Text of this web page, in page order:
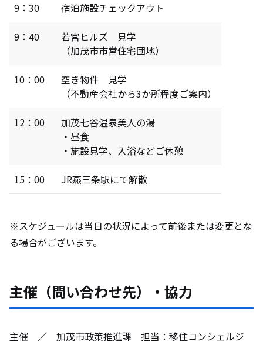
9：30 宿泊施設チェックアウト
9：40
若宮ヒルズ 見学
（加茂市市営住宅団地）
10：00
空き物件 見学
（不動産会社から3か所程度ご案内）
12：00
加茂七谷温泉美人の湯
・昼食
・施設見学、入浴などご休憩
15：00 JR燕三条駅にて解散
※スケジュールは当日の状況によって前後または変更とな
る場合がございます。
主催（問い合わせ先）・協力
主催 ／ 加茂市政策推進課 担当：移住コンシェルジ